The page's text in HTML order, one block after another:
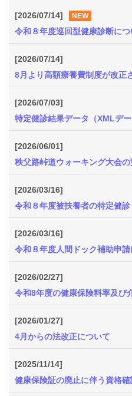
申
請
覧
く
あ
る
質
問
組
合
案
[2026/07/14] NEW
令和８年度巡回型健康診断に
[2026/07/14]
8月より高額療養費制度が改正
[2026/07/03]
特定健診結果データ（XMLデ
[2026/06/01]
秩父路峠道ウォーキング大会
[2026/03/16]
令和８年度被扶養者の特定健
[2026/03/16]
令和８年度人間ドック補助申
[2026/02/27]
令和8年度の健康保険料率及び
[2026/01/27]
4月からの法改正について
[2025/11/14]
健康保険証の廃止に伴う資格